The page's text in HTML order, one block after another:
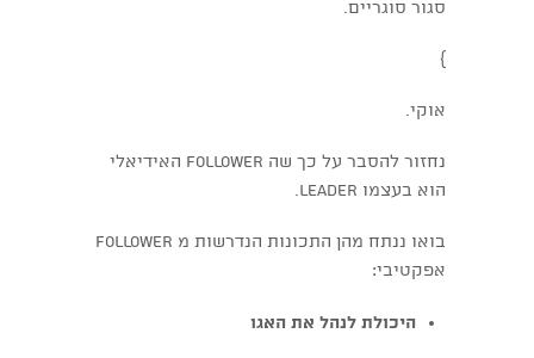
סגור סוגריים.
}
אוקי.
נחזור להסבר על כך שה follower האידיאלי
הוא בעצמו leader.
בואו ננתח מהן התכונות הנדרשות מ follower
אפקטיבי:
היכולת לנהל את האגו